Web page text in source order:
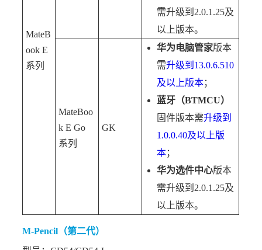
MateB
ook E
系列
需升级到2.0.1.25及
以上版本。
MateBoo
k E Go
系列
GK
华为电脑管家版本
需升级到13.0.6.510
及以上版本；
蓝牙（BTMCU）
固件版本需升级到
1.0.0.40及以上版
本；
华为选件中心版本
需升级到2.0.1.25及
以上版本。
M-Pencil（第二代）